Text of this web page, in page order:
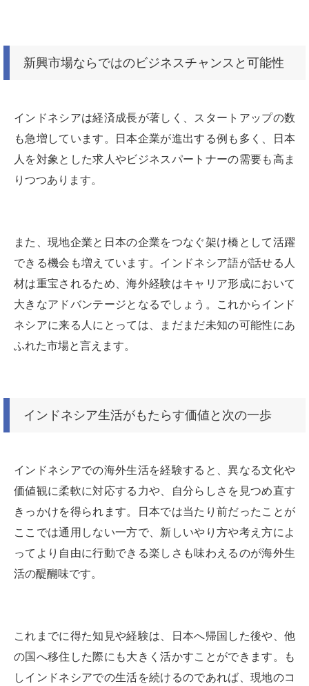
新興市場ならではのビジネスチャンスと可能性
インドネシアは経済成長が著しく、スタートアップの数
も急増しています。日本企業が進出する例も多く、日本
人を対象とした求人やビジネスパートナーの需要も高ま
りつつあります。
また、現地企業と日本の企業をつなぐ架け橋として活躍
できる機会も増えています。インドネシア語が話せる人
材は重宝されるため、海外経験はキャリア形成において
大きなアドバンテージとなるでしょう。これからインド
ネシアに来る人にとっては、まだまだ未知の可能性にあ
ふれた市場と言えます。
インドネシア生活がもたらす価値と次の一歩
インドネシアでの海外生活を経験すると、異なる文化や
価値観に柔軟に対応する力や、自分らしさを見つめ直す
きっかけを得られます。日本では当たり前だったことが
ここでは通用しない一方で、新しいやり方や考え方によ
ってより自由に行動できる楽しさも味わえるのが海外生
活の醍醐味です。
これまでに得た知見や経験は、日本へ帰国した後や、他
の国へ移住した際にも大きく活かすことができます。も
しインドネシアでの生活を続けるのであれば、現地のコ